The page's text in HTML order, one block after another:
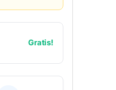
Gratis!